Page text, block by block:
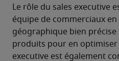
Le rôle du sales executive
équipe de commerciaux en
géographique bien précise
produits pour en optimiser
executive est également